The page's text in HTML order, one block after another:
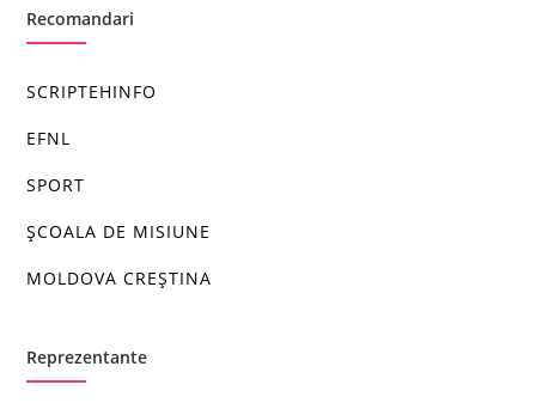
Recomandari
SCRIPTEHINFO
EFNL
SPORT
ȘCOALA DE MISIUNE
MOLDOVA CREȘTINA
Reprezentante